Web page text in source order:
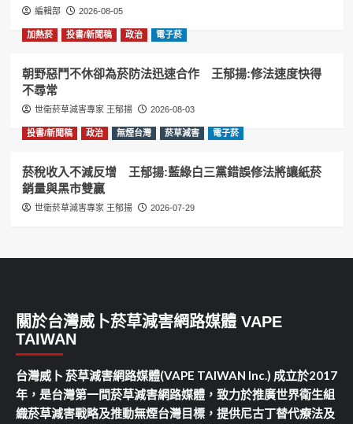
編輯部 2026-08-05
加熱菸 投書/新聞稿 政治 電子菸
朝野惡鬥不休卻為菸防法迅速合作 王郁揚:修法速度快得
不尋常
世衛菸草減害專家 王郁揚 2026-08-03
投書/新聞稿 政治 無煙台灣 菸草減害 電子菸
菸稅收入不減反增 王郁揚:藍綠白三黨錯誤修法將讓紙菸
銷量與黑市雙贏
世衛菸草減害專家 王郁揚 2026-07-29
關於台灣威卜菸草減害網路媒體 VAPE
TAIWAN
台灣威卜 菸草減害網路媒體(VAPE TAIWAN Inc.) 成立於2017
年，是台灣第一間菸草減害網路媒體，致力於推廣世界衛生組
織菸草減害戰略及推動無煙台灣目標，提供尼古丁替代療法及